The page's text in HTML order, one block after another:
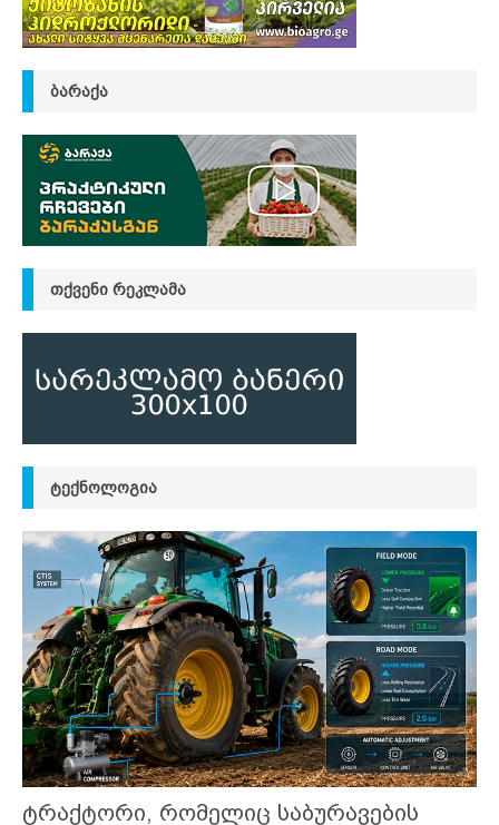
ᲑᲐᲠᲐᲥᲐ
ᲗᲥᲕᲔᲜᲘ ᲠᲔᲙᲚᲐᲛᲐ
ᲢᲔᲥᲜᲝᲚᲝᲒᲘᲐ
ტრაქტორი, რომელიც საბურავების